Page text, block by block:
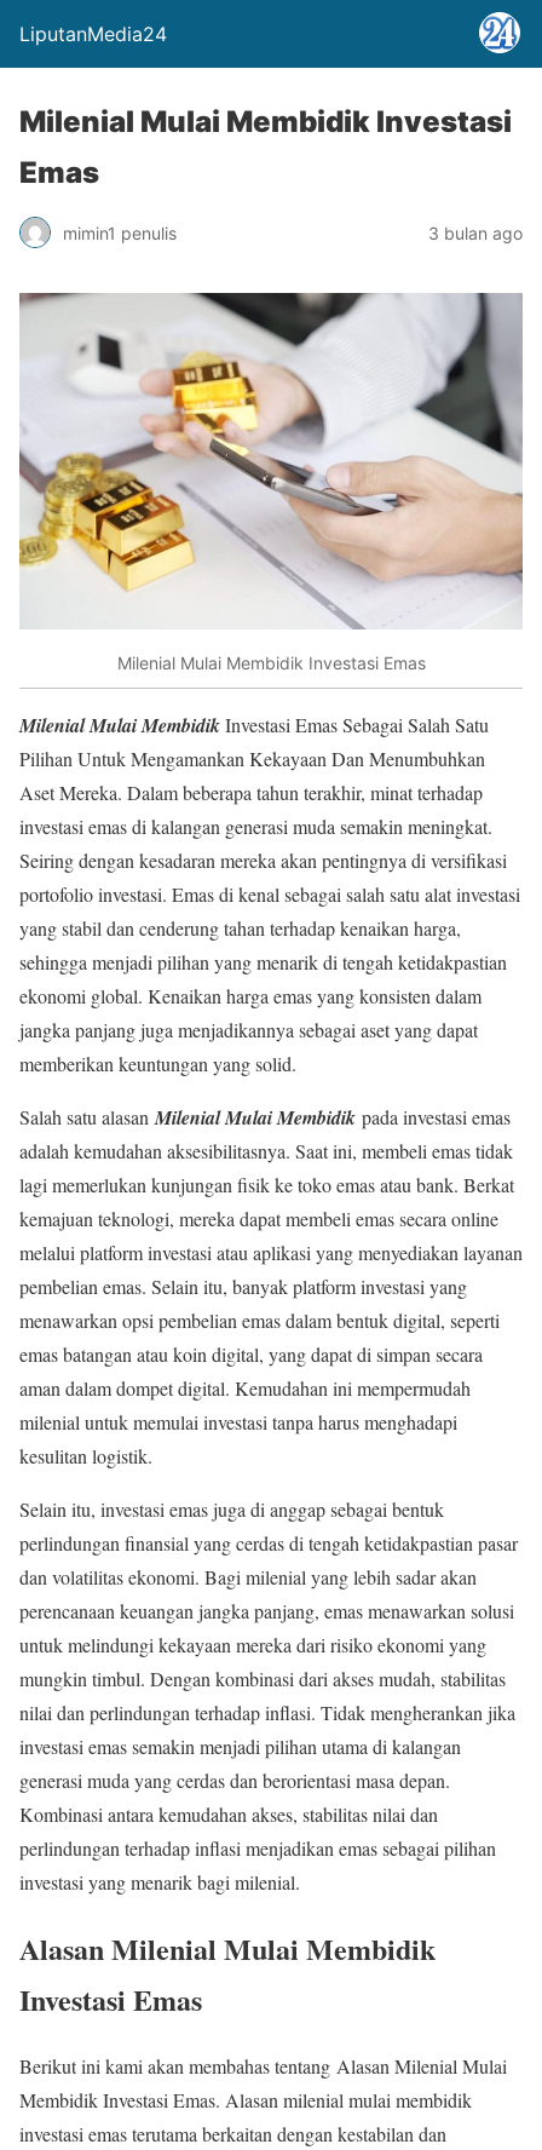
LiputanMedia24
Milenial Mulai Membidik Investasi
Emas
mimin1 penulis 3 bulan ago
Milenial Mulai Membidik Investasi Emas
Milenial Mulai MembidikInvestasi Emas Sebagai Salah Satu
Pilihan Untuk Mengamankan Kekayaan Dan Menumbuhkan
Aset Mereka. Dalam beberapa tahun terakhir, minat terhadap
investasi emas di kalangan generasi muda semakin meningkat.
Seiring dengan kesadaran mereka akan pentingnya di versifikasi
portofolio investasi. Emas di kenal sebagai salah satu alat investasi
yang stabil dan cenderung tahan terhadap kenaikan harga,
sehingga menjadi pilihan yang menarik di tengah ketidakpastian
ekonomi global. Kenaikan harga emas yang konsisten dalam
jangka panjang juga menjadikannya sebagai aset yang dapat
memberikan keuntungan yang solid.
Salah satu alasanMilenial Mulai Membidik pada investasi emas
adalah kemudahan aksesibilitasnya. Saat ini, membeli emas tidak
lagi memerlukan kunjungan fisik ke toko emas atau bank. Berkat
kemajuan teknologi, mereka dapat membeli emas secara online
melalui platform investasi atau aplikasi yang menyediakan layanan
pembelian emas. Selain itu, banyak platform investasi yang
menawarkan opsi pembelian emas dalam bentuk digital, seperti
emas batangan atau koin digital, yang dapat di simpan secara
aman dalam dompet digital. Kemudahan ini mempermudah
milenial untuk memulai investasi tanpa harus menghadapi
kesulitan logistik.
Selain itu, investasi emas juga di anggap sebagai bentuk
perlindungan finansial yang cerdas di tengah ketidakpastian pasar
dan volatilitas ekonomi. Bagi milenial yang lebih sadar akan
perencanaan keuangan jangka panjang, emas menawarkan solusi
untuk melindungi kekayaan mereka dari risiko ekonomi yang
mungkin timbul. Dengan kombinasi dari akses mudah, stabilitas
nilai dan perlindungan terhadap inflasi. Tidak mengherankan jika
investasi emas semakin menjadi pilihan utama di kalangan
generasi muda yang cerdas dan berorientasi masa depan.
Kombinasi antara kemudahan akses, stabilitas nilai dan
perlindungan terhadap inflasi menjadikan emas sebagai pilihan
investasi yang menarik bagi milenial.
Alasan Milenial Mulai Membidik
Investasi Emas
Berikut ini kami akan membahas tentang Alasan Milenial Mulai
Membidik Investasi Emas. Alasan milenial mulai membidik
investasi emas terutama berkaitan dengan kestabilan dan